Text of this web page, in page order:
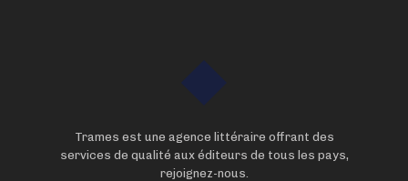
Trames est une agence littéraire offrant des
services de qualité aux éditeurs de tous les pays,
rejoignez-nous.